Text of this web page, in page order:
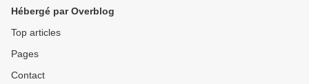
Hébergé par Overblog
Top articles
Pages
Contact